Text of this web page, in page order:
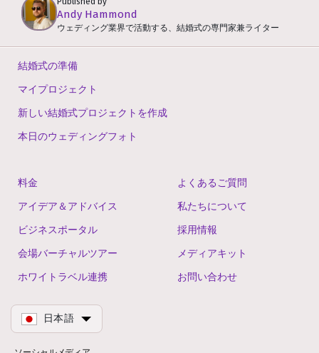
Andy Hammond
ウェディング業界で活動する、結婚式の専門家兼ライター
結婚式の準備
マイプロジェクト
新しい結婚式プロジェクトを作成
本日のウェディングフォト
料金
アイデア＆アドバイス
ビジネスポータル
会場バーチャルツアー
ホワイトラベル連携
よくあるご質問
私たちについて
採用情報
メディアキット
お問い合わせ
日本語